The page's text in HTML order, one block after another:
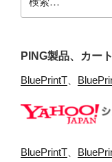
索:
PING製品、カー
BluePrintT
BluePrintT